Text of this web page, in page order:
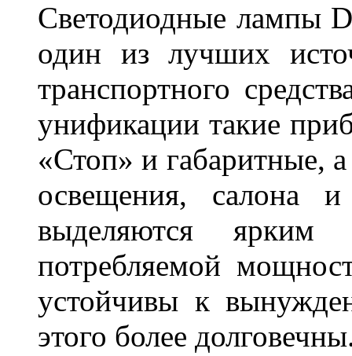
Светодиодные лампы
один из лучших
транспортного
унификации такие
«Стоп» и габаритные,
освещения, салона
выделяются ярким
потребляемой
устойчивы к
этого более